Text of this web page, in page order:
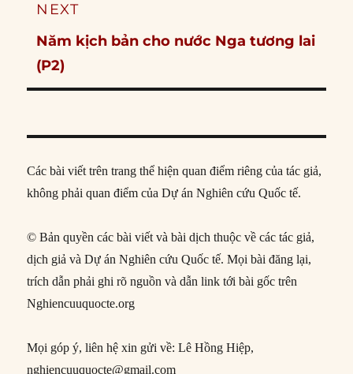
NEXT
Next
post:
Năm kịch bản cho nước Nga tương lai
(P2)
Các bài viết trên trang thể hiện quan điểm riêng của tác giả,
không phải quan điểm của Dự án Nghiên cứu Quốc tế.
© Bản quyền các bài viết và bài dịch thuộc về các tác giả,
dịch giả và Dự án Nghiên cứu Quốc tế. Mọi bài đăng lại,
trích dẫn phải ghi rõ nguồn và dẫn link tới bài gốc trên
Nghiencuuquocte.org
Mọi góp ý, liên hệ xin gửi về: Lê Hồng Hiệp,
nghiencuuquocte@gmail.com